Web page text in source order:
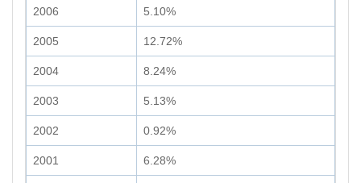
2006 5.10%
2005 12.72%
2004 8.24%
2003 5.13%
2002 0.92%
2001 6.28%